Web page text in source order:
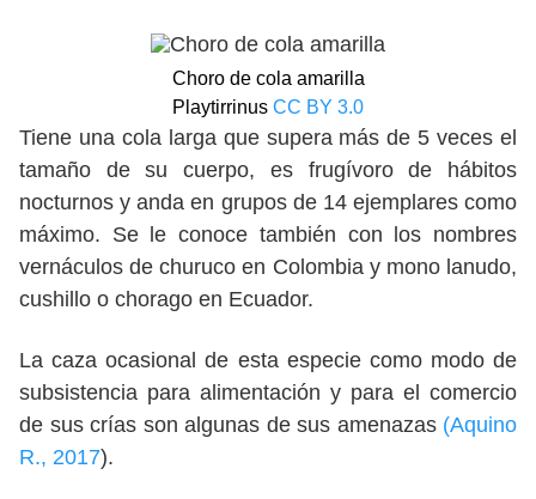
Choro de cola amarilla
Playtirrinus CC BY 3.0
Tiene una cola larga que supera más de 5 veces el
tamaño de su cuerpo, es frugívoro de hábitos
nocturnos y anda en grupos de 14 ejemplares como
máximo. Se le conoce también con los nombres
vernáculos de churuco en Colombia y mono lanudo,
cushillo o chorago en Ecuador.
La caza ocasional de esta especie como modo de
subsistencia para alimentación y para el comercio
de sus crías son algunas de sus amenazas (Aquino
R., 2017).